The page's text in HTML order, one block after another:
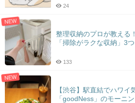
24
NEW
整理収納のプロが教える
「掃除がラクな収納」3つ
133
NEW
【渋谷】駅直結でハワイ
「goodNess」のモーニ